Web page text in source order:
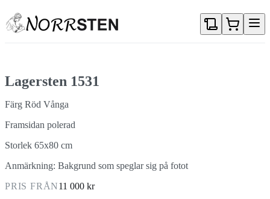
Lagersten 1531
Färg Röd Vånga
Framsidan polerad
Storlek 65x80 cm
Anmärkning: Bakgrund som speglar sig på fotot
PRIS FRÅN11 000 kr